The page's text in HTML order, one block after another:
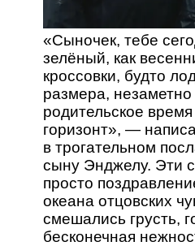
«Сыночек, тебе
зелёный, как
кроссовки, будто
размера,
родительское время
горизонт», —
в трогательном
сыну Энджелу. Эти
просто
океана отцовских
смешались грусть,
бесконечная